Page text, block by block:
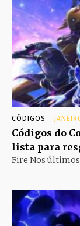
CÓDIGOS
Códigos do
lista para
Fire Nos últimos